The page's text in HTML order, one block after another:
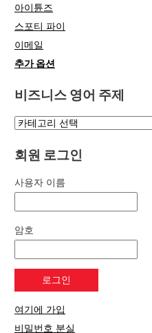
아이튠즈
스포티 파이
이메일
추가 옵션
비즈니스 영어 주제
회원 로그인
사용자 이름
암호
여기에 가입
비밀번호 분실